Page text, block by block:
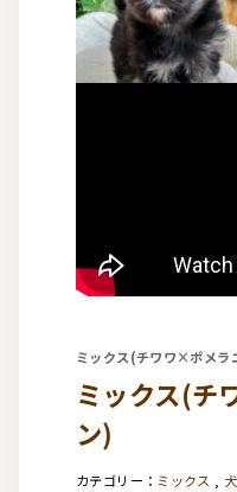
ミックス(チワワ×ポメラ
ミックス(チ
ン)
ミックス 犬